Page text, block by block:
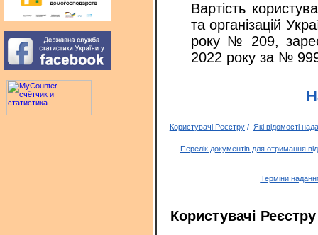
Вартість
та організацій
року № 209,
2022 року за №
Користувачі Реєстру/ Які відомості
Перелік документів для отримання
Терміни
Користувачі Реєстру